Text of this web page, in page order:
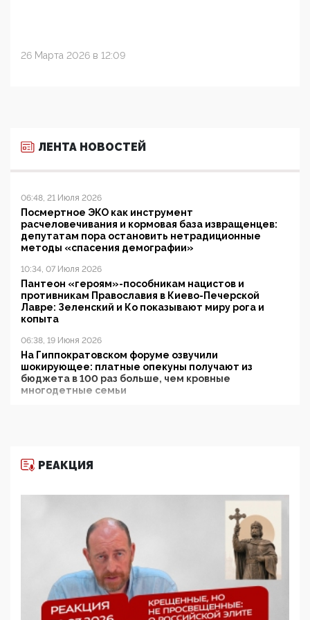
26 Марта 2026 в 12:09
ЛЕНТА НОВОСТЕЙ
06:48, 21 Июля 2026
Посмертное ЭКО как инструмент
расчеловечивания и кормовая база извращенцев:
депутатам пора остановить нетрадиционные
методы «спасения демографии»
10:34, 07 Июля 2026
Пантеон «героям»-пособникам нацистов и
противникам Православия в Киево-Печерской
Лавре: Зеленский и Ко показывают миру рога и
копыта
06:38, 19 Июня 2026
На Гиппократовском форуме озвучили
шокирующее: платные опекуны получают из
бюджета в 100 раз больше, чем кровные
многодетные семьи
11:53, 09 Июня 2026
деятельность ИИТО ЮНЕСКО в России, но
цифроглобалисты продолжают определять
повестку в образовании
09:43, 01 Июня 2026
5G за счет здоровья граждан: Минцифры намерено
отобрать у регионов и муниципалитетов право
защищать жилые дома и социальные объекты от
05:58, 26 Мая 2026
РЕАКЦИЯ